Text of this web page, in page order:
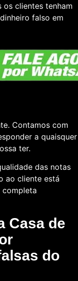
clientes tenham
falso em
Contamos com
a quaisquer
ter.
das notas
ao cliente está
Casa de
do